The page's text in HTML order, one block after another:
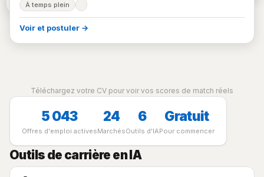
À temps plein
Voir et postuler →
Téléchargez votre CV pour voir vos scores de match réels
5 043
Offres d'emploi actives
24
Marchés
6
Outils d'IA
Gratuit
Pour commencer
Outils de carrière en IA